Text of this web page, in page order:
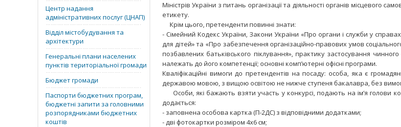
Центр надання
адміністративних послуг (ЦНАП)
Відділ містобудування та
архітектури
Генеральні плани населених
пунктів територіальної громади
Бюджет громади
Паспорти бюджетних програм,
бюджетні запити за головними
розпорядниками бюджетних
коштів
Міністрів України з питань організації та діяльності органів місцевого
етикету.
Крім цього, претенденти повинні знати:
- Сімейний Кодекс України, Закони України «Про органи і служби у
для дітей» та «Про забезпечення організаційно-правових умов
позбавлених батьківського піклування», практику застосування
належать до його компетенції; основні комп’ютерні офісні програми.
Кваліфікаційні вимоги до претендентів на посаду: особа, яка є
державою мовою, з вищою освітою не нижче ступеня бакалавра, без
Особи, які бажають взяти участь у конкурсі, подають на ім’я голови
додається:
- заповнена особова картка (П-2ДС) з відповідними додатками;
- дві фотокартки розміром 4х6 см;